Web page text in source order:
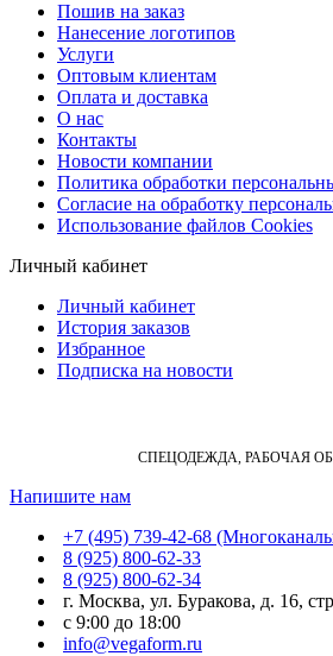
Пошив на заказ
Нанесение логотипов
Услуги
Оптовым клиентам
Оплата и доставка
О нас
Контакты
Новости компании
Политика обработки
Согласие на обработку
Использование файлов Cookies
Личный кабинет
Личный кабинет
История заказов
Избранное
Подписка на новости
СПЕЦОДЕЖДА, РАБОЧАЯ
Напишите нам
+7 (495) 739-42-68
8 (925) 800-62-33
8 (925) 800-62-34
г. Москва, ул. Буракова, д. 16,
с 9:00 до 18:00
info@vegaform.ru